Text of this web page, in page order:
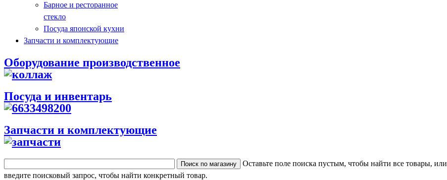
Барное и ресторанное
стекло
Посуда японской кухни
Запчасти и комплектующие
Оборудование производственное
Посуда и инвентарь
Запчасти и комплектующие
Оставьте поле поиска пустым, чтобы найти все товары, или
введите поисковый запрос, чтобы найти конкретный товар.